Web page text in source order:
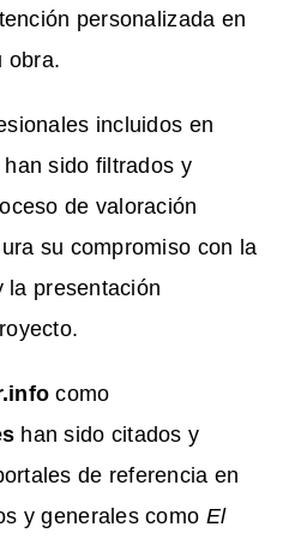
personalizada en
obra.
incluidos en
sido filtrados y
de valoración
su compromiso con la
la presentación
como
han sido citados y
de referencia en
y generales como El